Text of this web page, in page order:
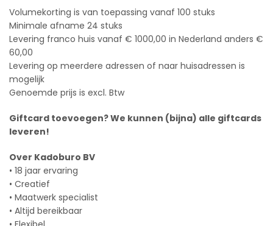
Volumekorting is van toepassing vanaf 100 stuks
Minimale afname 24 stuks
Levering franco huis vanaf € 1000,00 in Nederland anders €
60,00
Levering op meerdere adressen of naar huisadressen is
mogelijk
Genoemde prijs is excl. Btw
Giftcard toevoegen? We kunnen (bijna) alle giftcards
leveren!
Over Kadoburo BV
• 18 jaar ervaring
• Creatief
• Maatwerk specialist
• Altijd bereikbaar